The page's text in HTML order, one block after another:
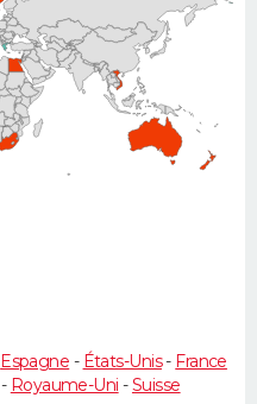
Espagne - États-Unis- France
- Royaume-Uni -Suisse